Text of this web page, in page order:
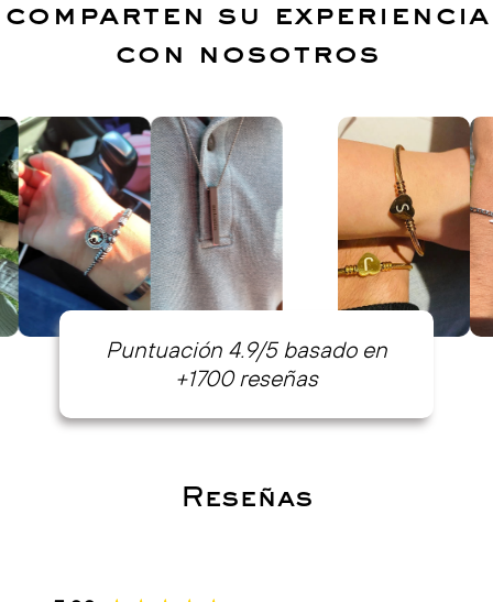
comparten su experiencia
con nosotros
Puntuación 4.9/5 basado en
+1700 reseñas
Reseñas